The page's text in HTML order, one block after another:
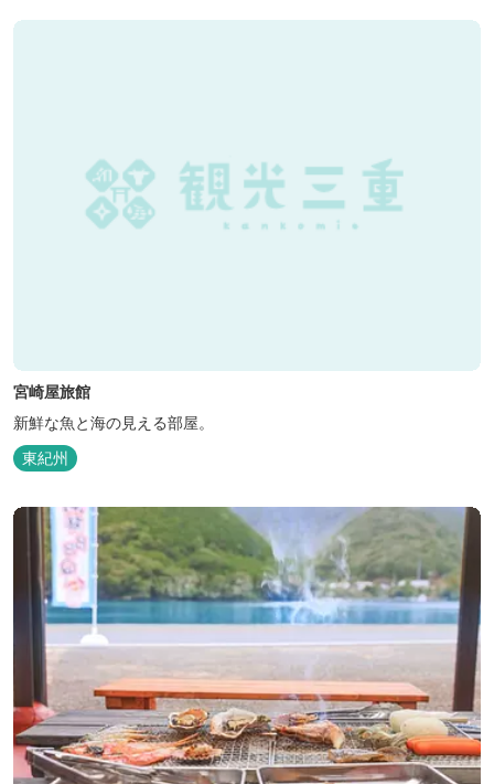
す！ご家族で、友人で、様々なイベントで、ぜひご利用ください。
宮崎屋旅館
新鮮な魚と海の見える部屋。
東紀州